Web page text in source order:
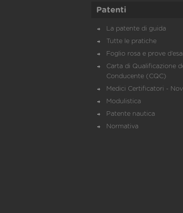
Patenti
La patente di guida
Tutte le pratiche
Foglio rosa e prove
Carta di Qualificazione
Conducente (CQC)
Medici Certificatori -
Modulistica
Patente nautica
Normativa